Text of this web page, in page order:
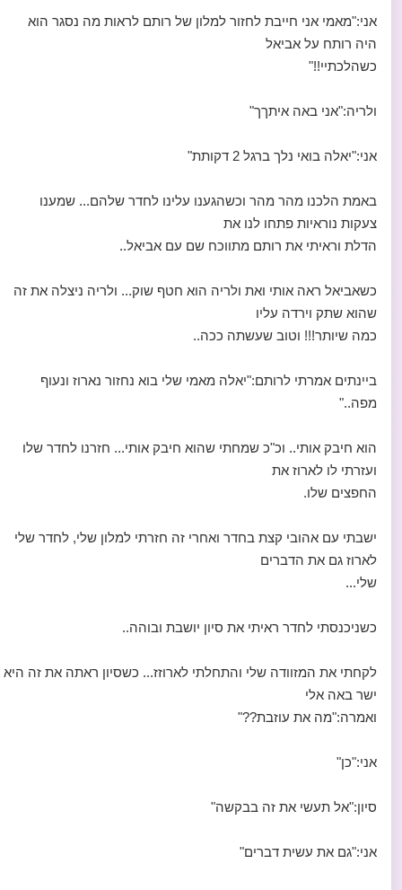
אני:"מאמי אני חייבת לחזור למלון של רותם לראות מה נסגר הוא
היה רותח על אביאל
כשהלכתיי!!"
ולריה:"אני באה איתךך"
אני:"יאלה בואי נלך ברגל 2 דקותת"
באמת הלכנו מהר מהר וכשהגענו עלינו לחדר שלהם... שמענו
צעקות נוראיות פתחו לנו את
הדלת וראיתי את רותם מתווכח שם עם אביאל..
כשאביאל ראה אותי ואת ולריה הוא חטף שוק... ולריה ניצלה את זה
שהוא שתק וירדה עליו
כמה שיותר!!! וטוב שעשתה ככה..
ביינתים אמרתי לרותם:"יאלה מאמי שלי בוא נחזור נארוז ונעוף
מפה.."
הוא חיבק אותי.. וכ"כ שמחתי שהוא חיבק אותי... חזרנו לחדר שלו
ועזרתי לו לארוז את
החפצים שלו.
ישבתי עם אהובי קצת בחדר ואחרי זה חזרתי למלון שלי, לחדר שלי
לארוז גם את הדברים
שלי...
כשניכנסתי לחדר ראיתי את סיון יושבת ובוהה..
לקחתי את המזוודה שלי והתחלתי לארוזז... כשסיון ראתה את זה היא
ישר באה אלי
ואמרה:"מה את עוזבת??"
אני:"כן"
סיון:"אל תעשי את זה בבקשה"
אני:"גם את עשית דברים"